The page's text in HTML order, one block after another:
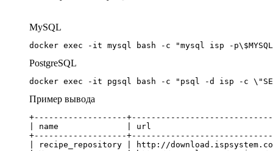
MySQL
docker exec -it mysql bash -c "mysql isp -
PostgreSQL
docker exec -it pgsql bash -c "psql -d isp -c
Пример вывода
+-------------------
| name              | url
+-------------------
| recipe_repository | http://